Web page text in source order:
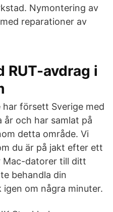
Nymontering av
reparationer av
RUT-avdrag i
försett Sverige med
år och har samlat på
detta område. Vi
du är på jakt efter ett
Mac-datorer till ditt
behandla din
om några minuter.